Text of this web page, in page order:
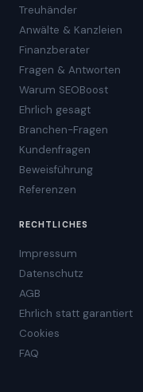
Treuhänder
Anwälte & Kanzleien
Finanzberater
Fragen & Antworten
Warum SEOBoost
Ehrlich gesagt
Branchen-Fragen
Kundenfragen
Beweisführung
Referenzen
RECHTLICHES
Impressum
Datenschutz
AGB
Ehrlich statt garantiert
Cookies
FAQ